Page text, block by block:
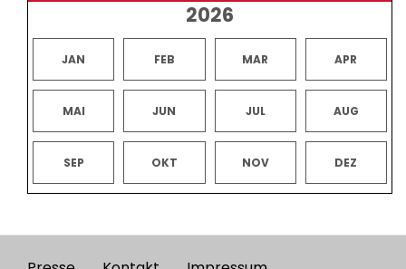
2026
JAN FEB MAR APR
MAI JUN JUL AUG
SEP OKT NOV DEZ